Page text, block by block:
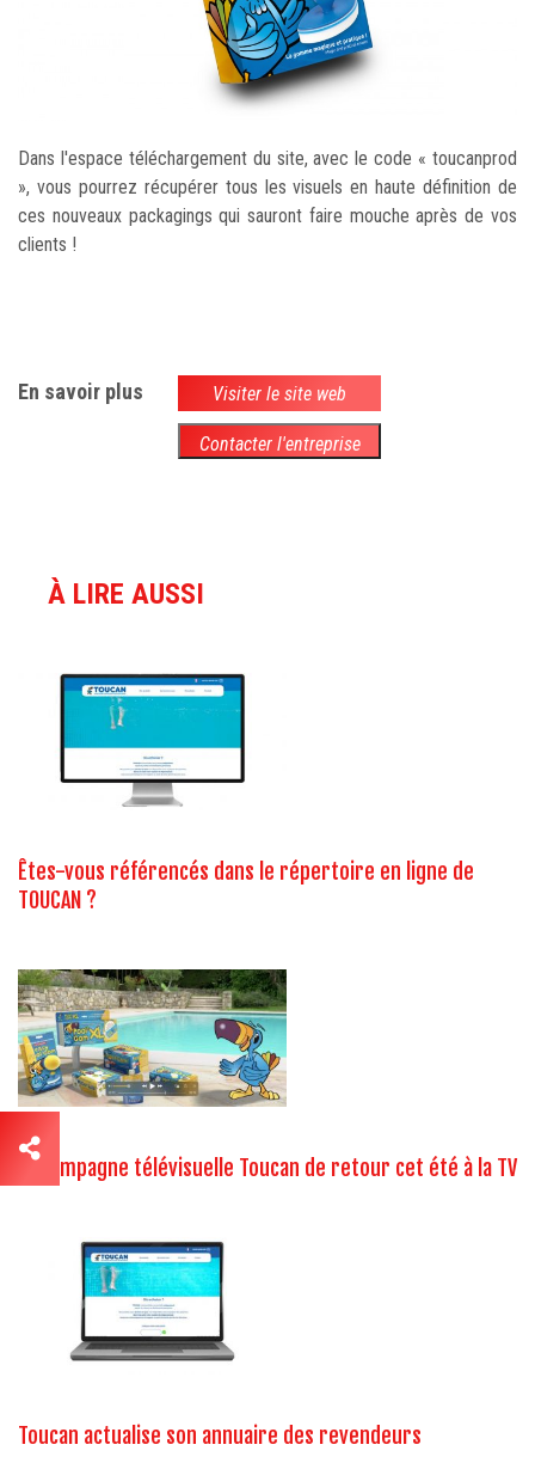
Dans l'espace téléchargement du site, avec le code « toucanprod
», vous pourrez récupérer tous les visuels en haute définition de
ces nouveaux packagings qui sauront faire mouche après de vos
clients !
En savoir plus Visiter le site web
Contacter l'entreprise
À LIRE AUSSI
Êtes-vous référencés dans le répertoire en ligne de
TOUCAN ?
La campagne télévisuelle Toucan de retour cet été à la TV
Toucan actualise son annuaire des revendeurs